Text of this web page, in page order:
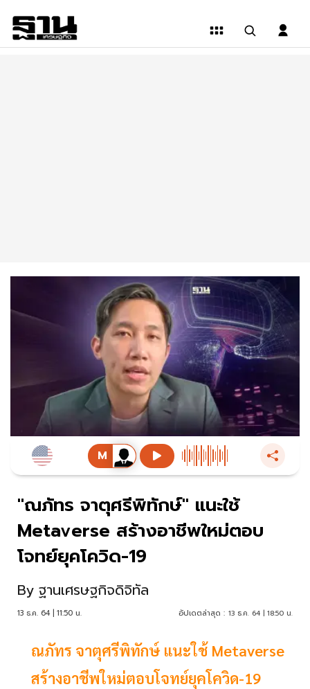
"ณภัทร จาตุศรีพิทักษ์" แนะใช้
Metaverse สร้างอาชีพใหม่ตอบ
โจทย์ยุคโควิด-19
By ฐานเศรษฐกิจดิจิทัล
13 ธ.ค. 64 | 11:50 น. อัปเดตล่าสุด : 13 ธ.ค. 64 | 18:50 น.
ณภัทร จาตุศรีพิทักษ์ แนะใช้ Metaverse
สร้างอาชีพใหม่ตอบโจทย์ยุคโควิด-19